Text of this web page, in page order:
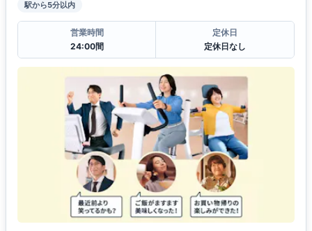
駅から5分以内
営業時間
24:00間
定休日
定休日なし